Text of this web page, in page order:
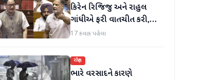
કિરેન રિજિજુ અને રાહુલ
ગાંધીએ ફરી વાતચીત કરી,
મહિલા અનામત અને સીમાંકન
17 કલાક પહેલા
રાષ્ટ્રીય
ભારે વરસાદને કારણે